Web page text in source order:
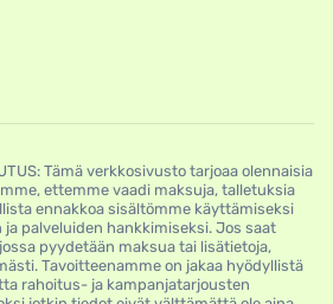
Tämä verkkosivusto tarjoaa olennaisia
ettemme vaadi maksuja, talletuksia
ennakkoa sisältömme käyttämiseksi
palveluiden hankkimiseksi. Jos saat
pyydetään maksua tai lisätietoja,
Tavoitteenamme on jakaa hyödyllistä
rahoitus- ja kampanjatarjousten